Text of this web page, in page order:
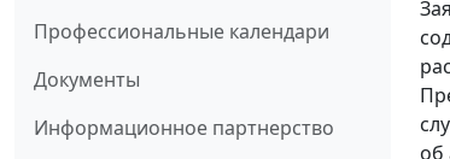
Профессиональные календари
Документы
Информационное партнерство
об